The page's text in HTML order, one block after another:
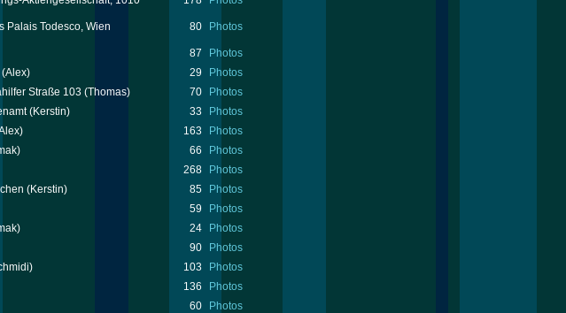
Palais Todesco, Wien
80 Photos
87
Photos
(Alex) 29
Photos
Straße 103 (Thomas) 70
Photos
(Kerstin) 33
Photos
163
Photos
66
Photos
268
Photos
(Kerstin) 85
Photos
59
Photos
24
Photos
90
Photos
103
Photos
136
Photos
60
Photos